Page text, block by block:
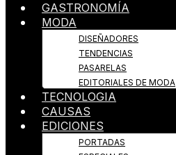
GASTRONOMÍA
MODA
DISEÑADORES
TENDENCIAS
PASARELAS
EDITORIALES DE MODA
TECNOLOGIA
CAUSAS
EDICIONES
PORTADAS